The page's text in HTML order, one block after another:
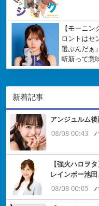
【モーニ
ロントはセ
選ぶんだぁ
斬新って意
新着記事
アンジュルム
08/08 00:43
【強火ハロヲ
レインボー池
08/08 00:05